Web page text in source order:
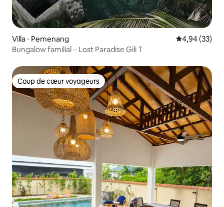
Villa ⋅ Pemenang Évaluation
4,94 (33)
Bungalow familial – Lost Paradise Gili T
Coup de cœur voyageurs
Coup de cœur voyageurs